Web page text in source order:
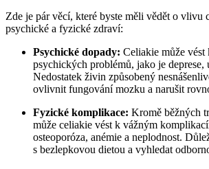
Zde je pár věcí, které byste měli vědět o vlivu
psychické a fyzické zdraví:
Psychické dopady: Celiakie může vést
psychických problémů, jako je deprese,
Nedostatek živin způsobený
ovlivnit fungování mozku a narušit
Fyzické komplikace: Kromě běžných
může celiakie vést k vážným
osteoporóza, anémie a neplodnost.
s bezlepkovou dietou a vyhledat